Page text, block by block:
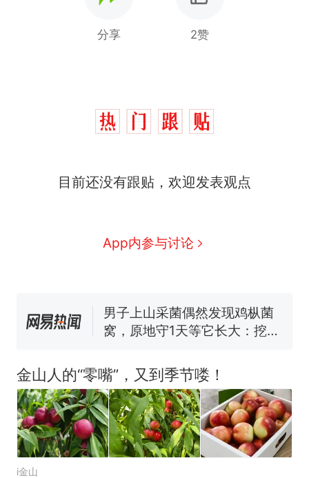
分享 2赞
目前还没有跟贴，欢迎发表观点
App内参与讨论
么？
人生
费大厨“全国小炒肉大王”称
140多朵
美国渔民钓获鲨鱼徒手将其拽
回大海 目击者直呼震惊 （视频
官方通报
热 制裁瓜子饺子，美国怕什
么？
金山人的“零嘴”，又到季节喽！
i金山